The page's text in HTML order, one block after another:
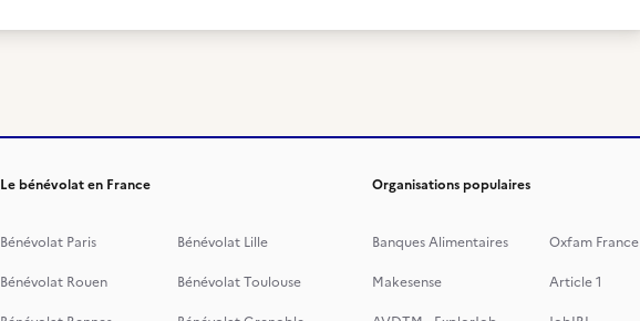
Le bénévolat en France
Bénévolat Paris
Bénévolat Lille
Bénévolat Rouen
Bénévolat Toulouse
Organisations populaires
Banques Alimentaires
Oxfam France
Makesense
Article 1